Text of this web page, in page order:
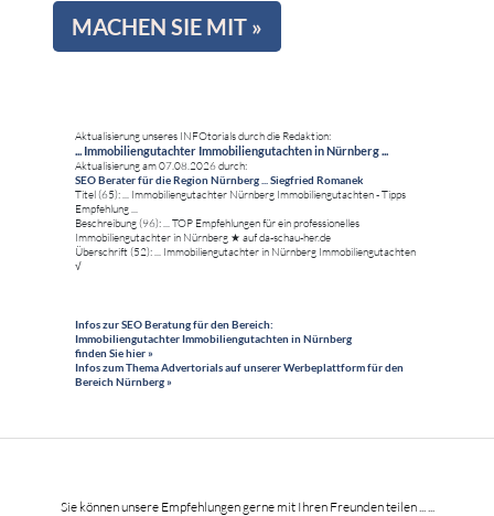
MACHEN SIE MIT »
Aktualisierung unseres INFOtorials durch die Redaktion:
... Immobiliengutachter Immobiliengutachten in Nürnberg ...
Aktualisierung am 07.08.2026 durch:
SEO Berater für die Region Nürnberg ... Siegfried Romanek
Titel (65): ... Immobiliengutachter Nürnberg Immobiliengutachten - Tipps
Empfehlung ...
Beschreibung (96): ... TOP Empfehlungen für ein professionelles
Immobiliengutachter in Nürnberg ★ auf da-schau-her.de
Überschrift (52): ... Immobiliengutachter in Nürnberg Immobiliengutachten
√
Infos zur SEO Beratung für den Bereich:
Immobiliengutachter Immobiliengutachten in Nürnberg
finden Sie hier »
Infos zum Thema Advertorials auf unserer Werbeplattform für den
Bereich Nürnberg »
Sie können unsere Empfehlungen gerne mit Ihren Freunden teilen ... ...